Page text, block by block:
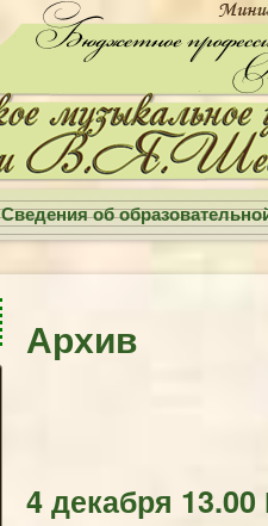
Сведения об
Архив
4 декабря